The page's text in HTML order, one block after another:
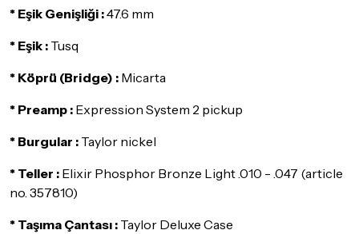
* Eşik Genişliği :47.6 mm
* Eşik : Tusq
* Köprü (Bridge) : Micarta
* Preamp : Expression System 2 pickup
* Burgular : Taylor nickel
* Teller : Elixir Phosphor Bronze Light .010 - .047 (article
no. 357810)
* Taşıma Çantası : Taylor Deluxe Case